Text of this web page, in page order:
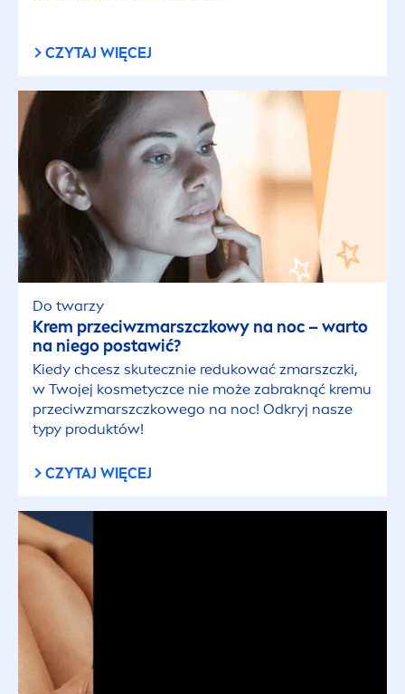
Kosmetyki męskie do ciała
Kremy do rąk
Kremy pod oczy
Mycie ciała
Ochrona przeciwsłoneczna
Oczyszczanie twarzy
Pielęgnacja ciała
Pielęgnacja niemowlęcia
Pielęgnacja twarzy
Pomadki do ust
Wody toaletowe dla mężczyzn
CZYTAJ WIĘCEJ
Do twarzy
Krem przeciwzmarszczkowy na noc – warto
na niego postawić?
Kiedy chcesz skutecznie redukować zmarszczki,
w Twojej kosmetyczce nie może zabraknąć kremu
przeciwzmarszczkowego na noc! Odkryj nasze
typy produktów!
CZYTAJ WIĘCEJ